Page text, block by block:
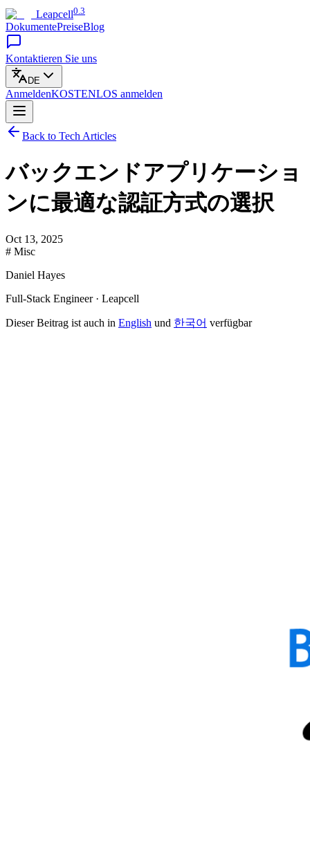
Leapcell0.3
DokumentePreiseBlog
Kontaktieren Sie uns
DE
AnmeldenKOSTENLOS anmelden
Back to Tech Articles
バックエンドアプリケーショ
ンに最適な認証方式の選択
Oct 13, 2025
# Misc
Daniel Hayes
Full-Stack Engineer · Leapcell
Dieser Beitrag ist auch in English und 한국어 verfügbar